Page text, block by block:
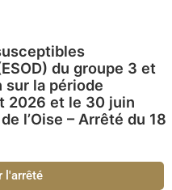
du groupe 3 et
sur la période
2026 et le 30 juin
l’Oise – Arrêté du 18
l'arrêté